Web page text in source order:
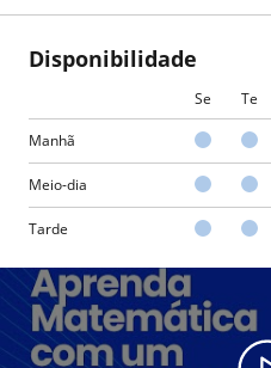
Disponibilidade
Se Te
Manhã
Meio-dia
Tarde